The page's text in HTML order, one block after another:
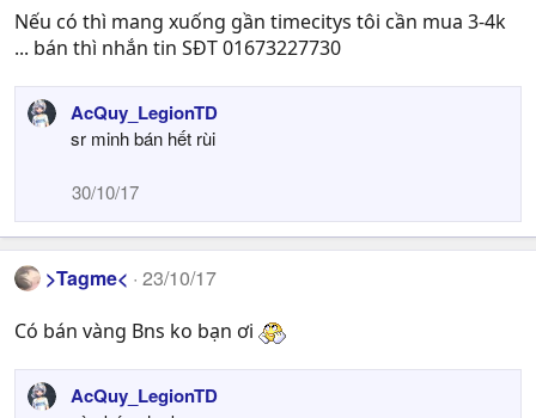
Nếu có thì mang xuống gần timecitys tôi cần mua 3-4k
... bán thì nhắn tin SĐT 01673227730
AcQuy_LegionTD
sr minh bán hết rùi
30/10/17
>Tagme< 23/10/17
Có bán vàng Bns ko bạn ơi
AcQuy_LegionTD